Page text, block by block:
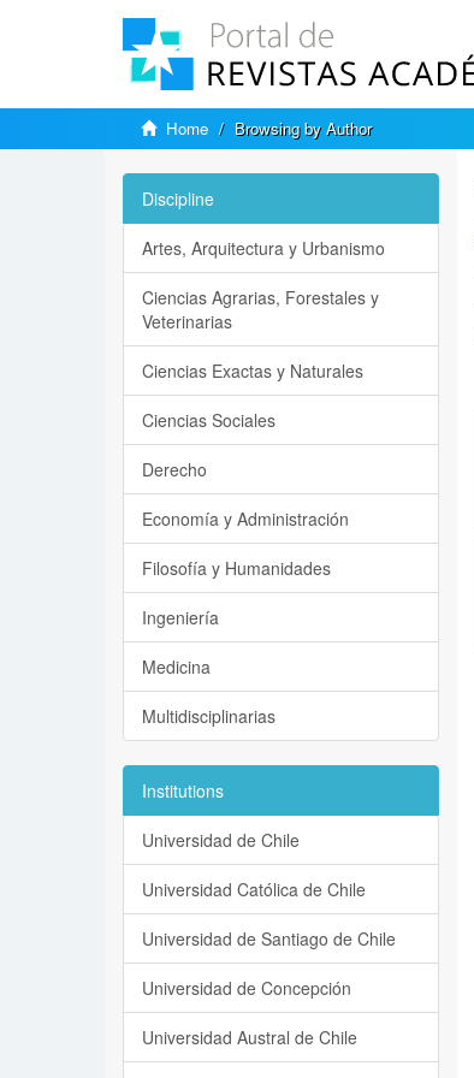
Home Browsing by Author
Discipline
Artes, Arquitectura y Urbanismo
Ciencias Agrarias, Forestales y
Veterinarias
Ciencias Exactas y Naturales
Ciencias Sociales
Derecho
Economía y Administración
Filosofía y Humanidades
Ingeniería
Medicina
Multidisciplinarias
Institutions
Universidad de Chile
Universidad Católica de Chile
Universidad de Santiago de Chile
Universidad de Concepción
Universidad Austral de Chile